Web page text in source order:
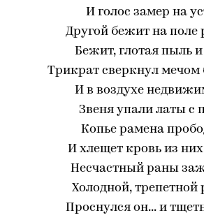
И голос замер на
Другой бежит на поле
Бежит, глотая пыль
Трикрат сверкнул мечом
И в воздухе
Звеня упали латы с
Копье рамена
И хлещет кровь из
Несчастный раны
Холодной, трепетной
Проснулся он... и